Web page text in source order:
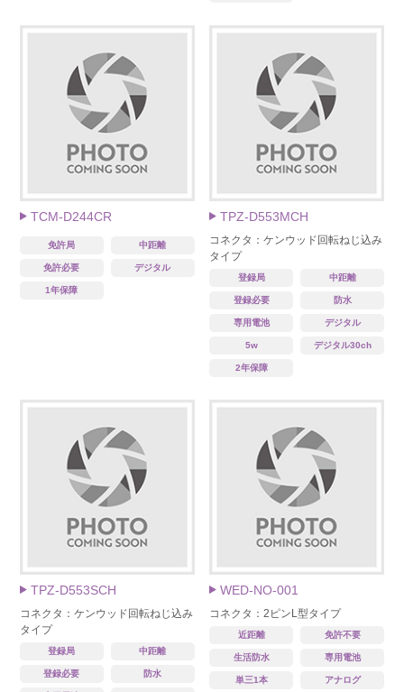
TCM-D244CR
免許局 中距離
免許必要 デジタル
1年保障
TPZ-D553MCH
コネクタ：ケンウッド回転ねじ込み
タイプ
登録局 中距離
登録必要 防水
専用電池 デジタル
5w デジタル30ch
2年保障
TPZ-D553SCH
コネクタ：ケンウッド回転ねじ込み
タイプ
登録局 中距離
登録必要 防水
WED-NO-001
コネクタ：2ピンL型タイプ
近距離 免許不要
生活防水 専用電池
単三1本 アナログ